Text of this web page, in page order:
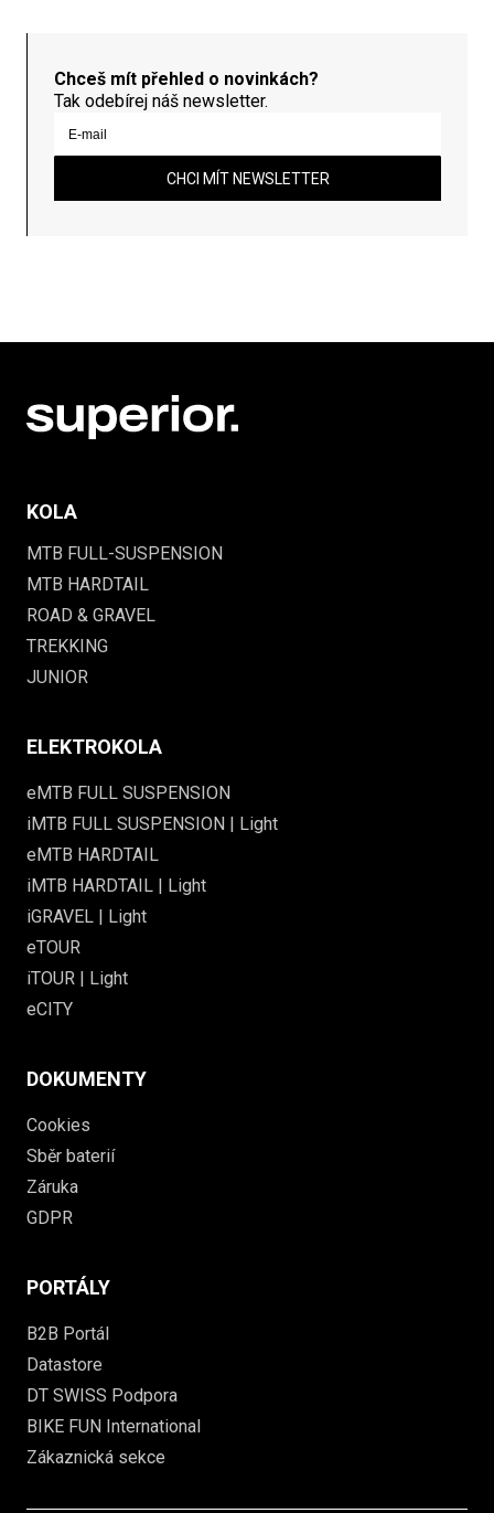
Chceš mít přehled o novinkách?
Tak odebírej náš newsletter.
CHCI MÍT NEWSLETTER
KOLA
MTB FULL-SUSPENSION
MTB HARDTAIL
ROAD & GRAVEL
TREKKING
JUNIOR
ELEKTROKOLA
eMTB FULL SUSPENSION
iMTB FULL SUSPENSION | Light
eMTB HARDTAIL
iMTB HARDTAIL | Light
iGRAVEL | Light
eTOUR
iTOUR | Light
eCITY
DOKUMENTY
Cookies
Sběr baterií
Záruka
GDPR
PORTÁLY
B2B Portál
Datastore
DT SWISS Podpora
BIKE FUN International
Zákaznická sekce